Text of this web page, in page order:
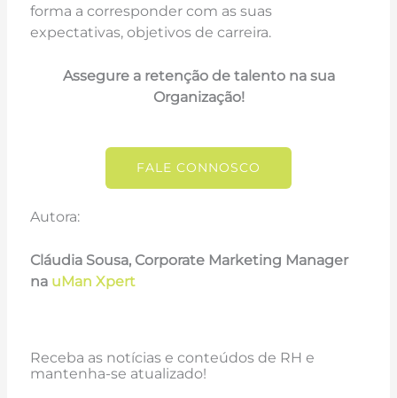
forma a corresponder com as suas
expectativas, objetivos de carreira.
Assegure a retenção de talento na sua
Organização!
FALE CONNOSCO
Autora:
Cláudia Sousa, Corporate Marketing Manager
na uMan Xpert
Receba as notícias e conteúdos de RH e
mantenha-se atualizado!